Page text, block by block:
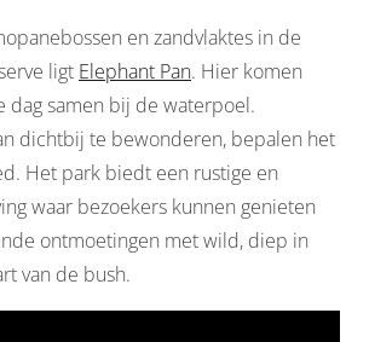
en zandvlaktes in de
ligt Elephant Pan. Hier komen
dag samen bij de waterpoel.
dichtbij te bewonderen, bepalen het
Het park biedt een rustige en
waar bezoekers kunnen genieten
ontmoetingen met wild, diep in
van de bush.